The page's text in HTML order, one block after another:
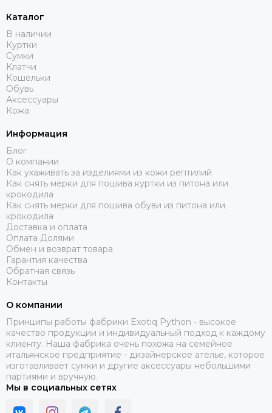
Каталог
В наличии
Куртки
Сумки
Клатчи
Кошельки
Обувь
Аксессуары
Кожа
Информация
Блог
О компании
Как ухаживать за изделиями из кожи рептилий
Как снять мерки для пошива куртки из питона или
крокодила
Как снять мерки для пошива обуви из питона или
крокодила
Доставка и оплата
Оплата Долями
Обмен и возврат товара
Гарантия качества
Обратная связь
Контакты
О компании
Принципы работы фабрики Exotiq Python - высокое
качество продукции и индивидуальный подход к каждому
клиенту. Наша фабрика очень похожа на семейное
итальянское предприятие - дизайнерское ателье, которое
изготавливает сумки и другие аксессуары небольшими
партиями и вручную.
Мы в социальных сетях